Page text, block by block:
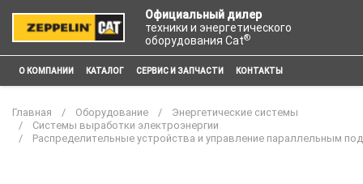
Официальный дилер
техники и энергетического
оборудования Cat®
О КОМПАНИИ КАТАЛОГ СЕРВИС И ЗАПЧАСТИ КОНТАКТЫ
Главная Оборудование
Энергетические системы
Системы выработки электроэнергии
Распределительные устройства и управление параллельным